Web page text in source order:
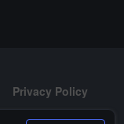
Privacy Policy